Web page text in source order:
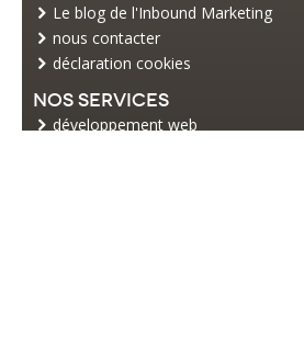
Le blog de l'Inbound Marketing
nous contacter
déclaration cookies
Nos services
développement web